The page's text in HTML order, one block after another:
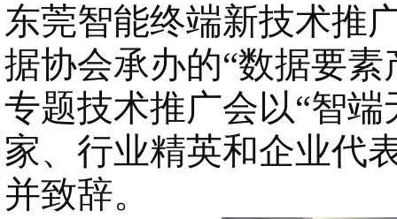
东莞智能终端新技术推
据协会承办的“数据要
专题技术推广会以“智
家、行业精英和企业代
并致辞。